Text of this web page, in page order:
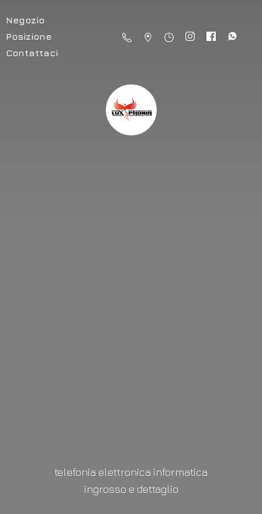
Negozio
Posizione
Contattaci
telefonia elettronica informatica
ingrosso e dettaglio